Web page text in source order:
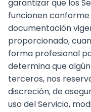
garantizar que los
funcionen
documentación
proporcionado,
forma profesional
determina que
terceros, nos
discreción, de
uso del Servicio,